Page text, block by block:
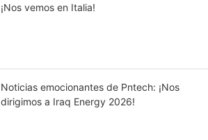
¡Nos vemos en Italia!
Noticias emocionantes de Pntech: ¡Nos
dirigimos a Iraq Energy 2026!